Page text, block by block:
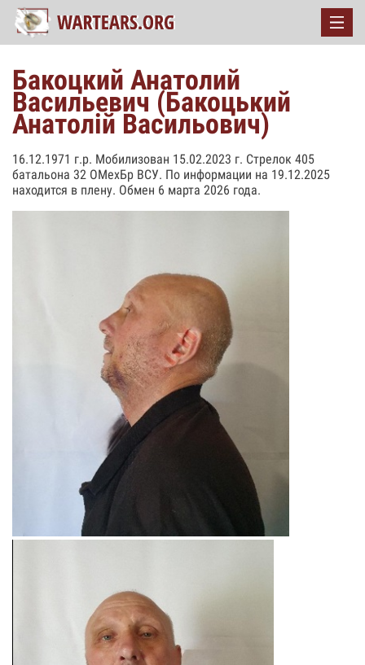
Бакоцкий Анатолий
Васильевич (Бакоцький
Анатолій Васильович)
16.12.1971 г.р. Мобилизован 15.02.2023 г. Стрелок 405
батальона 32 ОМехБр ВСУ. По информации на 19.12.2025
находится в плену. Обмен 6 марта 2026 года.